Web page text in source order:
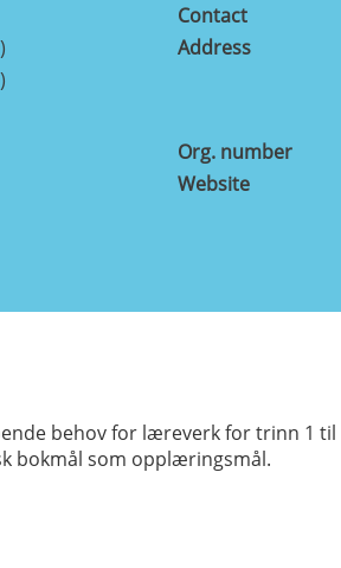
Contact
Address
Org. number
Website
behov for læreverk for trinn 1
bokmål som opplæringsmål.